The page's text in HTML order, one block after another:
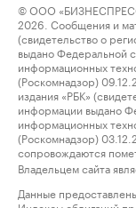
© ООО
2026. Сообщения и
(свидетельство о
выдано Федеральной
информационных
(Роскомнадзор)
издания «РБК»
информации выдано
информационных
(Роскомнадзор)
сопровождаются
Владельцем сайта
Данные